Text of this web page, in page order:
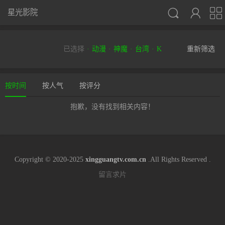



星光影院
已选择 动漫 神魔 台湾 K 重新筛选
按时间 按人气 按评分
抱歉，没有找到相关内容！
Copyright © 2020-2025 xingguangtv.com.cn.All Rights Reserved .
留言求片